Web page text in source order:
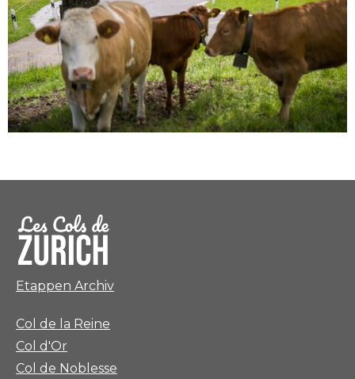
Etappen Archiv
Col de la Reine
Col d'Or
Col de Noblesse